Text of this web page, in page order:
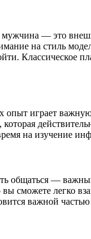
— это
на стиль
Классическое
опыт играет
на изучение
общаться —
сможете легко
важной